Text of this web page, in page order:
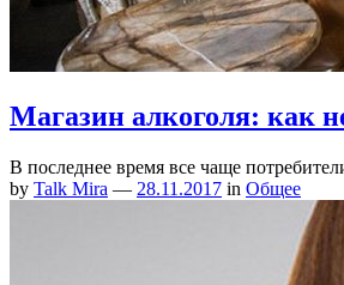
Магазин алкоголя: как
В последнее время все чаще
by Talk Mira — 28.11.2017 in Общее